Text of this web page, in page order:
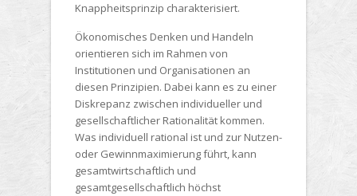
Knappheitsprinzip charakterisiert.
Ökonomisches Denken und Handeln
orientieren sich im Rahmen von
Institutionen und Organisationen an
diesen Prinzipien. Dabei kann es zu einer
Diskrepanz zwischen individueller und
gesellschaftlicher Rationalität kommen.
Was individuell rational ist und zur Nutzen-
oder Gewinnmaximierung führt, kann
gesamtwirtschaftlich und
gesamtgesellschaftlich höchst